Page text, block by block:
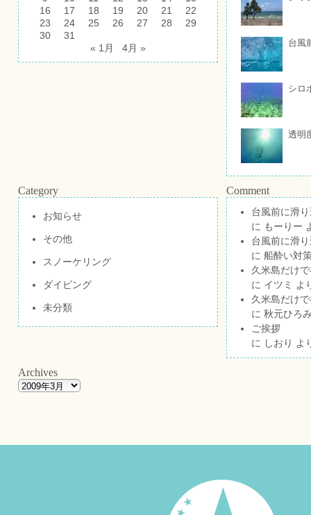
16
17 18 19 20 21
22
23
24 25 26 27 28
29
30
31
« 1月
4月 » 台風
シロ
透明
Category
お知らせ
その他
スノーケリング
ダイビング
未分類
Comment
台風前に滑
に もーりー
台風前に滑
に 船酔い対
久米島だけ
に イツミ
よ
久米島だけ
に 秋元ひろ
ご挨拶
に しおり よ
Archives